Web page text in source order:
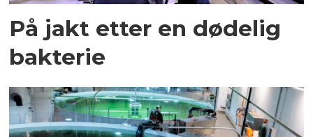
På jakt etter en dødelig
bakterie